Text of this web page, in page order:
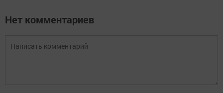
Нет комментариев